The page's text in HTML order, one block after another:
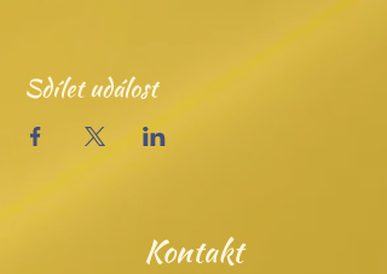
Sdílet událost
Kontakt